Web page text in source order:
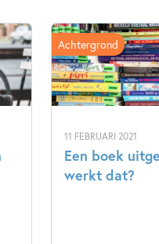
11 FEBRUARI 2021
Een boek
werkt dat?
Achtergrond